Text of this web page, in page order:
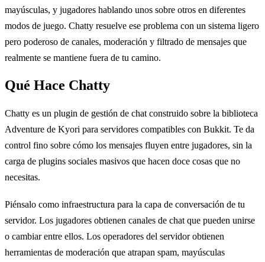
mayúsculas, y jugadores hablando unos sobre otros en diferentes
modos de juego. Chatty resuelve ese problema con un sistema ligero
pero poderoso de canales, moderación y filtrado de mensajes que
realmente se mantiene fuera de tu camino.
Qué Hace Chatty
Chatty es un plugin de gestión de chat construido sobre la biblioteca
Adventure de Kyori para servidores compatibles con Bukkit. Te da
control fino sobre cómo los mensajes fluyen entre jugadores, sin la
carga de plugins sociales masivos que hacen doce cosas que no
necesitas.
Piénsalo como infraestructura para la capa de conversación de tu
servidor. Los jugadores obtienen canales de chat que pueden unirse
o cambiar entre ellos. Los operadores del servidor obtienen
herramientas de moderación que atrapan spam, mayúsculas